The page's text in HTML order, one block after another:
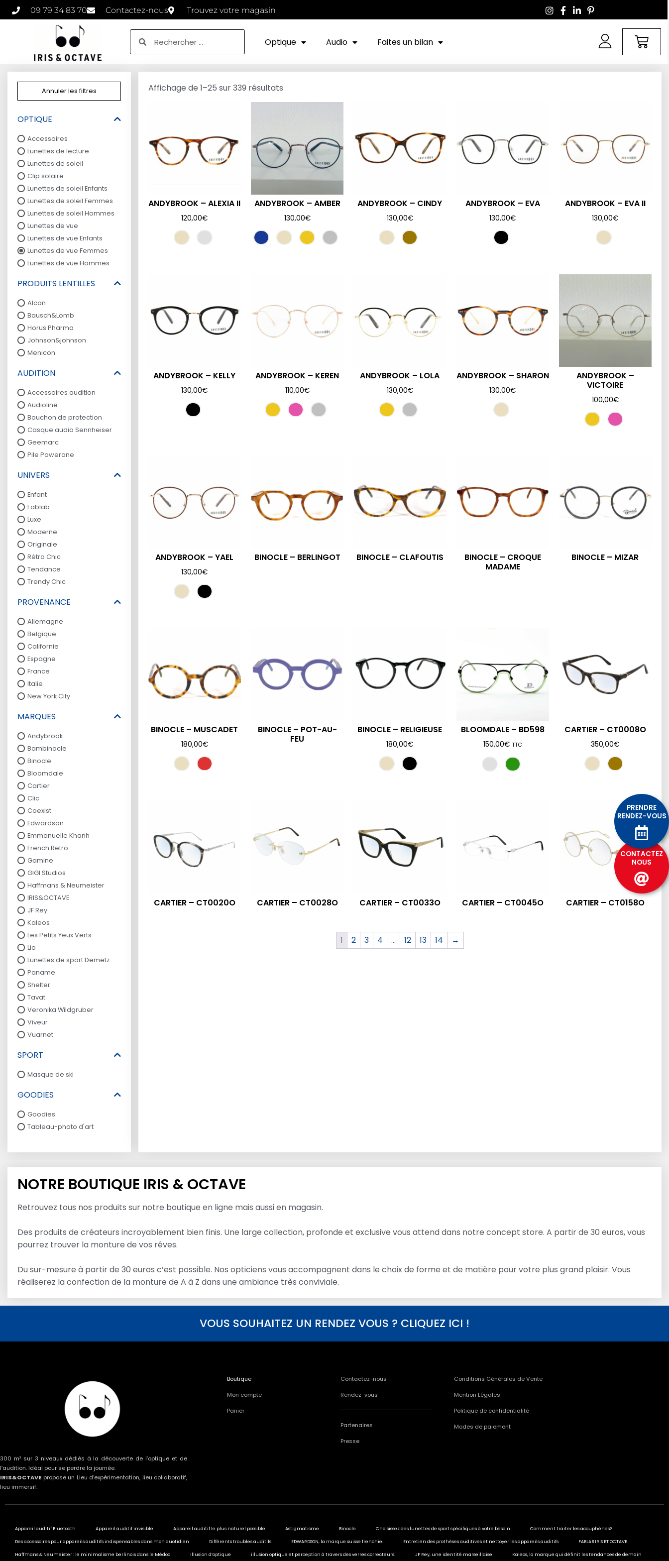
09 79 34 83 70 Contactez-nous Trouvez votre magasin
Optique Audio Faites un bilan
Annuler les filtres
OPTIQUE
Accessoires
Lunettes de lecture
Lunettes de soleil
Clip solaire
Lunettes de soleil Enfants
Lunettes de soleil Femmes
Lunettes de soleil Hommes
Lunettes de vue
Lunettes de vue Enfants
Lunettes de vue Femmes
Lunettes de vue Hommes
PRODUITS LENTILLES
Alcon
Bausch&Lomb
Horus Pharma
Johnson&johnson
Menicon
AUDITION
Accessoires audition
Audioline
Bouchon de protection
Casque audio Sennheiser
Geemarc
Pile Powerone
UNIVERS
Enfant
Fablab
Luxe
Moderne
Originale
Rétro Chic
Tendance
Trendy Chic
PROVENANCE
Allemagne
Belgique
Californie
Espagne
France
Italie
New York City
MARQUES
Andybrook
Bambinocle
Binocle
Bloomdale
Cartier
Clic
Coexist
Edwardson
Emmanuelle Khanh
French Retro
Gamine
GIGI Studios
Haffmans & Neumeister
IRIS&OCTAVE
JF Rey
Kaleos
Les Petits Yeux Verts
Lio
Lunettes de sport Demetz
Paname
Shelter
Tavat
Veronika Wildgruber
Viveur
Vuarnet
SPORT
Masque de ski
GOODIES
Goodies
Tableau-photo d'art
Affichage de 1–25 sur 339 résultats
ANDYBROOK – ALEXIA II
120,00€
ANDYBROOK – AMBER
130,00€
ANDYBROOK – CINDY
130,00€
ANDYBROOK – EVA
130,00€
ANDYBROOK – EVA II
130,00€
ANDYBROOK – KELLY
130,00€
ANDYBROOK – KEREN
110,00€
ANDYBROOK – LOLA
130,00€
ANDYBROOK – SHARON
130,00€
ANDYBROOK –
VICTOIRE
100,00€
ANDYBROOK – YAEL
130,00€
BINOCLE – BERLINGOT BINOCLE – CLAFOUTIS
BINOCLE – CROQUE
MADAME
BINOCLE – MIZAR
BINOCLE – MUSCADET
180,00€
BINOCLE – POT-AU-
FEU
BINOCLE – RELIGIEUSE
180,00€
BLOOMDALE – BD598
150,00€ TTC
CARTIER – CT0008O
350,00€
CARTIER – CT0020O CARTIER – CT0028O CARTIER – CT0033O CARTIER – CT0045O CARTIER – CT0158O
1 2 3 4 … 12 13 14 →
NOTRE BOUTIQUE IRIS & OCTAVE
Retrouvez tous nos produits sur notre boutique en ligne mais aussi en magasin.
Des produits de créateurs incroyablement bien finis. Une large collection, profonde et exclusive vous attend dans notre concept store. A partir de 30 euros, vous
pourrez trouver la monture de vos rêves.
Du sur-mesure à partir de 30 euros c’est possible. Nos opticiens vous accompagnent dans le choix de forme et de matière pour votre plus grand plaisir. Vous
réaliserez la confection de la monture de A à Z dans une ambiance très conviviale.
VOUS SOUHAITEZ UN RENDEZ VOUS ? CLIQUEZ ICI !
300 m² sur 3 niveaux dédiés à la découverte de l’optique et de
l’audition. Idéal pour se perdre la journée.
IRIS&OCTAVE propose un Lieu d’expérimentation, lieu collaboratif,
lieu immersif.
Boutique
Mon compte
Panier
Contactez-nous
Rendez-vous
Partenaires
Presse
Conditions Générales de Vente
Mention Légales
Politique de confidentialité
Modes de paiement
Appareil auditif Bluetooth Appareil auditif invisible Appareil auditif le plus naturel possible Astigmatisme Binocle Choisissez des lunettes de sport spécifiques à votre besoin Comment traiter les acouphènes?
Des accessoires pour appareils auditifs indispensables dans mon quotidien Différents troubles auditifs EDWARDSON, la marque suisse frenchie. Entretien des prothèses auditives et nettoyer les appareils auditifs FABLAB IRIS ET OCTAVE
Haffmans & Neumeister : le minimalisme berlinois dans le Médoc Illusion d’optique illusion optique et perception à travers des verres correcteurs. JF Rey, une identité marseillaise Kaleos, la marque qui définit les tendances de demain
PRENDRE
RENDEZ-VOUS
CONTACTEZ
NOUS